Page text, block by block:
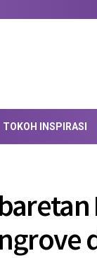
TOKOH INSPIRASI